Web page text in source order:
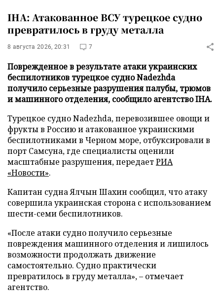
IHA: Атакованное ВСУ турецкое судно
превратилось в груду металла
8 августа 2026, 20:31 7
Поврежденное в результате атаки украинских
беспилотников турецкое судно Nadezhda
получило серьезные разрушения палубы, трюмов
и машинного отделения, сообщило агентство IHA.
Турецкое судно Nadezhda, перевозившее овощи и
фрукты в Россию и атакованное украинскими
беспилотниками в Черном море, отбуксировали в
порт Самсуна, где специалисты оценили
масштабные разрушения, передаетРИА
«Новости».
Капитан судна Ялчын Шахин сообщил, что атаку
совершила украинская сторона с использованием
шести-семи беспилотников.
«После атаки судно получило серьезные
повреждения машинного отделения и лишилось
возможности продолжать движение
самостоятельно. Судно практически
превратилось в груду металла», – отмечает
агентство.